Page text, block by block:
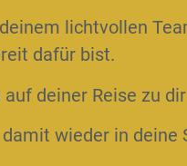
lichtvollen
dafür bist.
deiner Reise zu
wieder in